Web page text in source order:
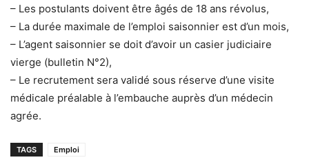
– Les postulants doivent être âgés de 18 ans révolus,
– La durée maximale de l’emploi saisonnier est d’un mois,
– L’agent saisonnier se doit d’avoir un casier judiciaire
vierge (bulletin N°2),
– Le recrutement sera validé sous réserve d’une visite
médicale préalable à l’embauche auprès d’un médecin
agrée.
TAGS Emploi